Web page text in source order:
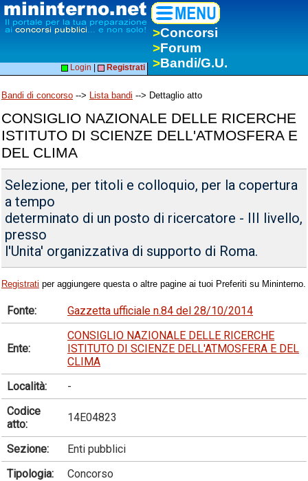
>Concorsi
>Forum
>Bandi/G.U.
Login Registrati
Bandi di concorso --> Lista bandi --> Dettaglio atto
CONSIGLIO NAZIONALE DELLE RICERCHE
ISTITUTO DI SCIENZE DELL'ATMOSFERA E
DEL CLIMA
Selezione, per titoli e colloquio, per la copertura
a tempo
determinato di un posto di ricercatore - III livello,
presso
l'Unita' organizzativa di supporto di Roma.
Registrati per aggiungere questa o altre pagine ai tuoi Preferiti su Mininterno.
Fonte: Gazzetta ufficiale n.84 del 28/10/2014
Ente:
CONSIGLIO NAZIONALE DELLE RICERCHE
ISTITUTO DI SCIENZE DELL'ATMOSFERA E DEL
CLIMA
Località:
-
Codice
atto:
14E04823
Sezione:
Enti pubblici
Tipologia:
Concorso